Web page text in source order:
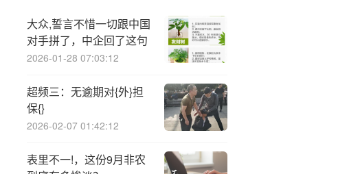
大众,誓言不惜一切跟中国
对手拼了，中企回了这句
2026-01-28 07:03:12
超频三：无逾期对{外}担
保{}
2026-02-07 01:42:12
表里不一!，这份9月非农